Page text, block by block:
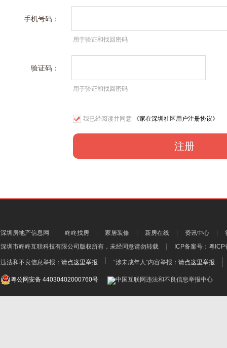
手机号码：
用于验证和找回密码
验证码：
用于验证和找回密码
我已经阅读并同意 《家在深圳社区用户注册协议》
注册
深圳房地产信息网 咚咚找房 家居装修 新房在线 资讯中心
深圳市咚咚互联科技有限公司 版权所有，未经同意请勿转载 ICP备案号： 粤ICP
违法和不良信息举报： 请点这里举报 “涉未成年人”内容举报： 请点这里举报
粤公网安备 44030402000760号